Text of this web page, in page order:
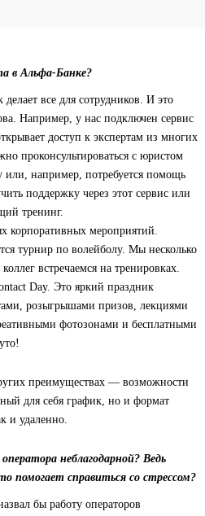
в Альфа-Банке?
все для сотрудников. И это
Например, у нас подключен сервис
доступ к экспертам из многих
проконсультироваться с юристом
или, например, потребуется помощь
поддержку через этот сервис или
тренинг.
корпоративных мероприятий.
турнир по волейболу. Мы несколько
встречаемся на тренировках.
Day. Это яркий праздник
розыгрышами призов, лекциями
фотозонами и бесплатными
преимуществах — возможности
для себя график, но и формат
и удаленно.
неблагодарной? Ведь
помогает справиться со стрессом?
бы работу операторов